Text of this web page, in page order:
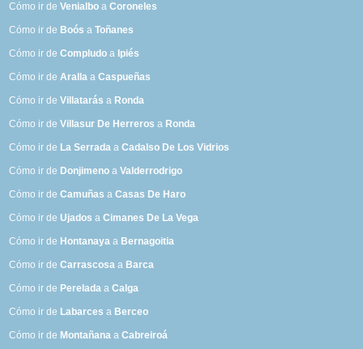
Cómo ir deVenialbo aCoroneles
Cómo ir de Boós aToñanes
Cómo ir deCompludo a Ipiés
Cómo ir deAralla aCaspueñas
Cómo ir deVillatarás a Ronda
Cómo ir deVillasur De Herreros a Ronda
Cómo ir de La Serrada aCadalso De Los Vidrios
Cómo ir de Donjimeno aValderrodrigo
Cómo ir deCamuñas aCasas De Haro
Cómo ir deUjados aCimanes De La Vega
Cómo ir de Hontanaya a Bernagoitia
Cómo ir deCarrascosa a Barca
Cómo ir de Perelada aCalga
Cómo ir de Labarces a Berceo
Cómo ir de Montañana aCabreiroá